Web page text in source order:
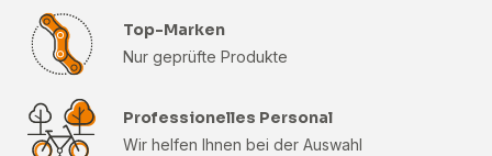
Top-Marken
Nur geprüfte Produkte
Professionelles Personal
Wir helfen Ihnen bei der Auswahl